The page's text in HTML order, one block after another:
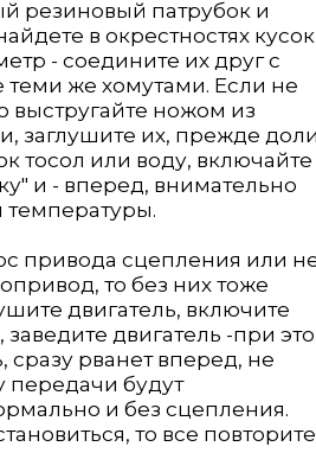
резиновый патрубок и
в окрестностях кусок
- соедините их друг с
теми же хомутами. Если не
выстругайте ножом из
заглушите их, прежде
тосол или воду, включайте
и - вперед, внимательно
температуры.
привода сцепления или
то без них тоже
двигатель, включите
двигатель -при
сразу рванет вперед, не
передачи будут
и без сцепления.
то все повторите